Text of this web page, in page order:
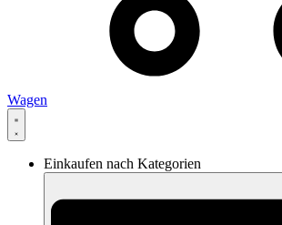
Wagen
Einkaufen nach Kategorien